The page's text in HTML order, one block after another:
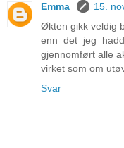
Emma
15.
Økten gikk veldig
enn det jeg
gjennomført alle
virket som om
Svar